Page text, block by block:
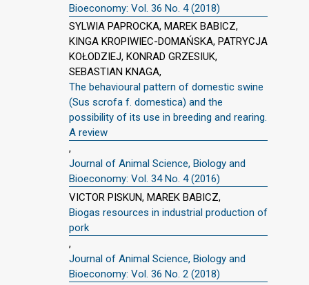
Bioeconomy: Vol. 36 No. 4 (2018)
SYLWIA PAPROCKA, MAREK BABICZ,
KINGA KROPIWIEC-DOMAŃSKA, PATRYCJA
KOŁODZIEJ, KONRAD GRZESIUK,
SEBASTIAN KNAGA,
The behavioural pattern of domestic swine
(Sus scrofa f. domestica) and the
possibility of its use in breeding and rearing.
A review
,
Journal of Animal Science, Biology and
Bioeconomy: Vol. 34 No. 4 (2016)
VICTOR PISKUN, MAREK BABICZ,
Biogas resources in industrial production of
pork
,
Journal of Animal Science, Biology and
Bioeconomy: Vol. 36 No. 2 (2018)